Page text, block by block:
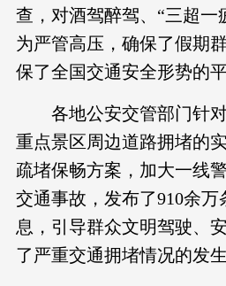
查，对酒驾醉驾、“三超一
为严管高压，确保了假期
保了全国交通安全形势的平
各地公安交管部门针
重点景区周边道路拥堵的
疏堵保畅方案，加大一线
交通事故，发布了910余
息，引导群众文明驾驶、
了严重交通拥堵情况的发生